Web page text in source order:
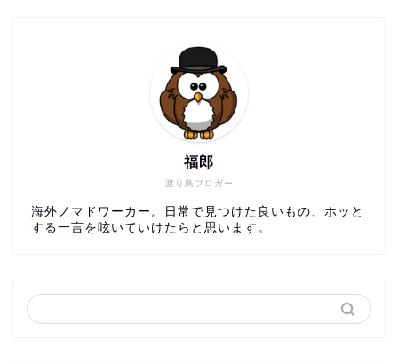
渡り鳥ブロガー
福郎
海外ノマドワーカー。日常で見つけた良いもの、ホッと
する一言を呟いていけたらと思います。